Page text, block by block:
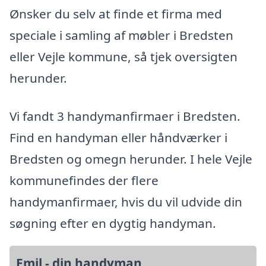
Ønsker du selv at finde et firma med
speciale i samling af møbler i Bredsten
eller Vejle kommune, så tjek oversigten
herunder.
Vi fandt 3 handymanfirmaer i Bredsten.
Find en handyman eller håndværker i
Bredsten og omegn herunder. I hele Vejle
kommunefindes der flere
handymanfirmaer, hvis du vil udvide din
søgning efter en dygtig handyman.